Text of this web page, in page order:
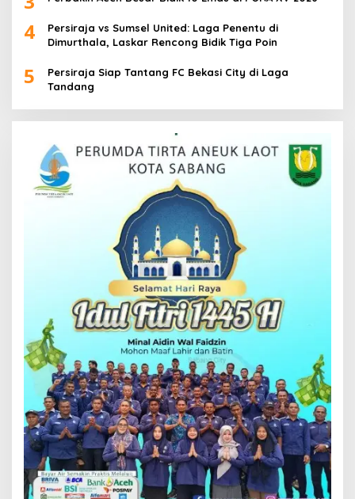
4
Persiraja vs Sumsel United: Laga Penentu di
Dimurthala, Laskar Rencong Bidik Tiga Poin
5
Persiraja Siap Tantang FC Bekasi City di Laga
Tandang